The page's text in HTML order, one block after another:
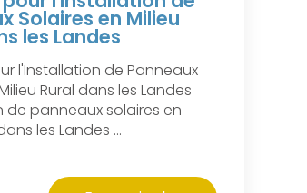
Solaires en Milieu
les Landes
l'Installation de Panneaux
Rural dans les Landes
de panneaux solaires en
les Landes ...